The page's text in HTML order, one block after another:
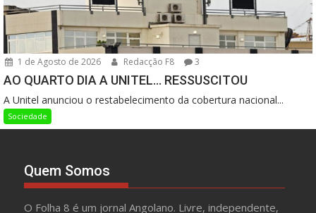
1 de Agosto de 2026 Redacção F8 3
AO QUARTO DIA A UNITEL… RESSUSCITOU
A Unitel anunciou o restabelecimento da cobertura nacional...
Sociedade
Quem Somos
O Folha 8 é um jornal Angolano. Livre, independente,